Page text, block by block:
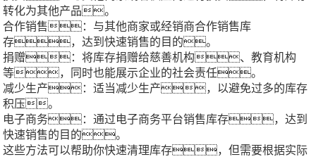
转化为其他产品。
合作销售：与其他商家或经销商合作销售库
存，达到快速销售的目的。
捐赠：将库存捐赠给慈善机构、教育机构
等，同时也能展示企业的社会责任。
减少生产：适当减少生产，以避免过多的库存
积压。
电子商务：通过电子商务平台销售库存，达到
快速销售的目的。
这些方法可以帮助你快速清理库存，但需要根据实际